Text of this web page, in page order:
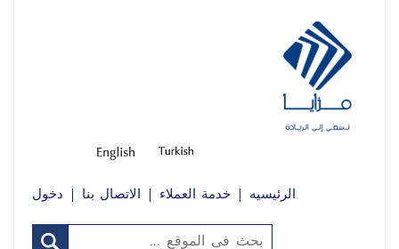
الرئيسيه خدمة العملاء الاتصال بنا دخول